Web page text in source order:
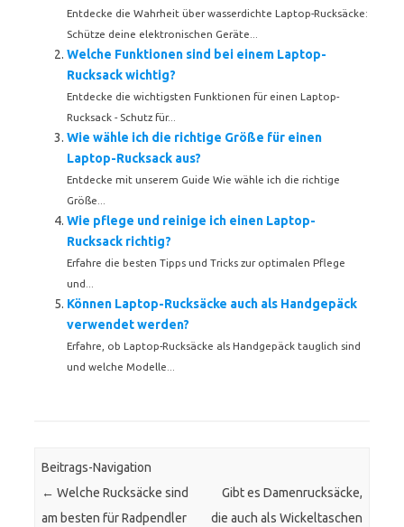
Entdecke die Wahrheit über wasserdichte Laptop-Rucksäcke:
Schütze deine elektronischen Geräte...
Welche Funktionen sind bei einem Laptop-
Rucksack wichtig?
Entdecke die wichtigsten Funktionen für einen Laptop-
Rucksack - Schutz für...
Wie wähle ich die richtige Größe für einen
Laptop-Rucksack aus?
Entdecke mit unserem Guide Wie wähle ich die richtige
Größe...
Wie pflege und reinige ich einen Laptop-
Rucksack richtig?
Erfahre die besten Tipps und Tricks zur optimalen Pflege
und...
Können Laptop-Rucksäcke auch als Handgepäck
verwendet werden?
Erfahre, ob Laptop-Rucksäcke als Handgepäck tauglich sind
und welche Modelle...
Beitrags-Navigation
← Welche Rucksäcke sind
am besten für Radpendler
Gibt es Damenrucksäcke,
die auch als Wickeltaschen